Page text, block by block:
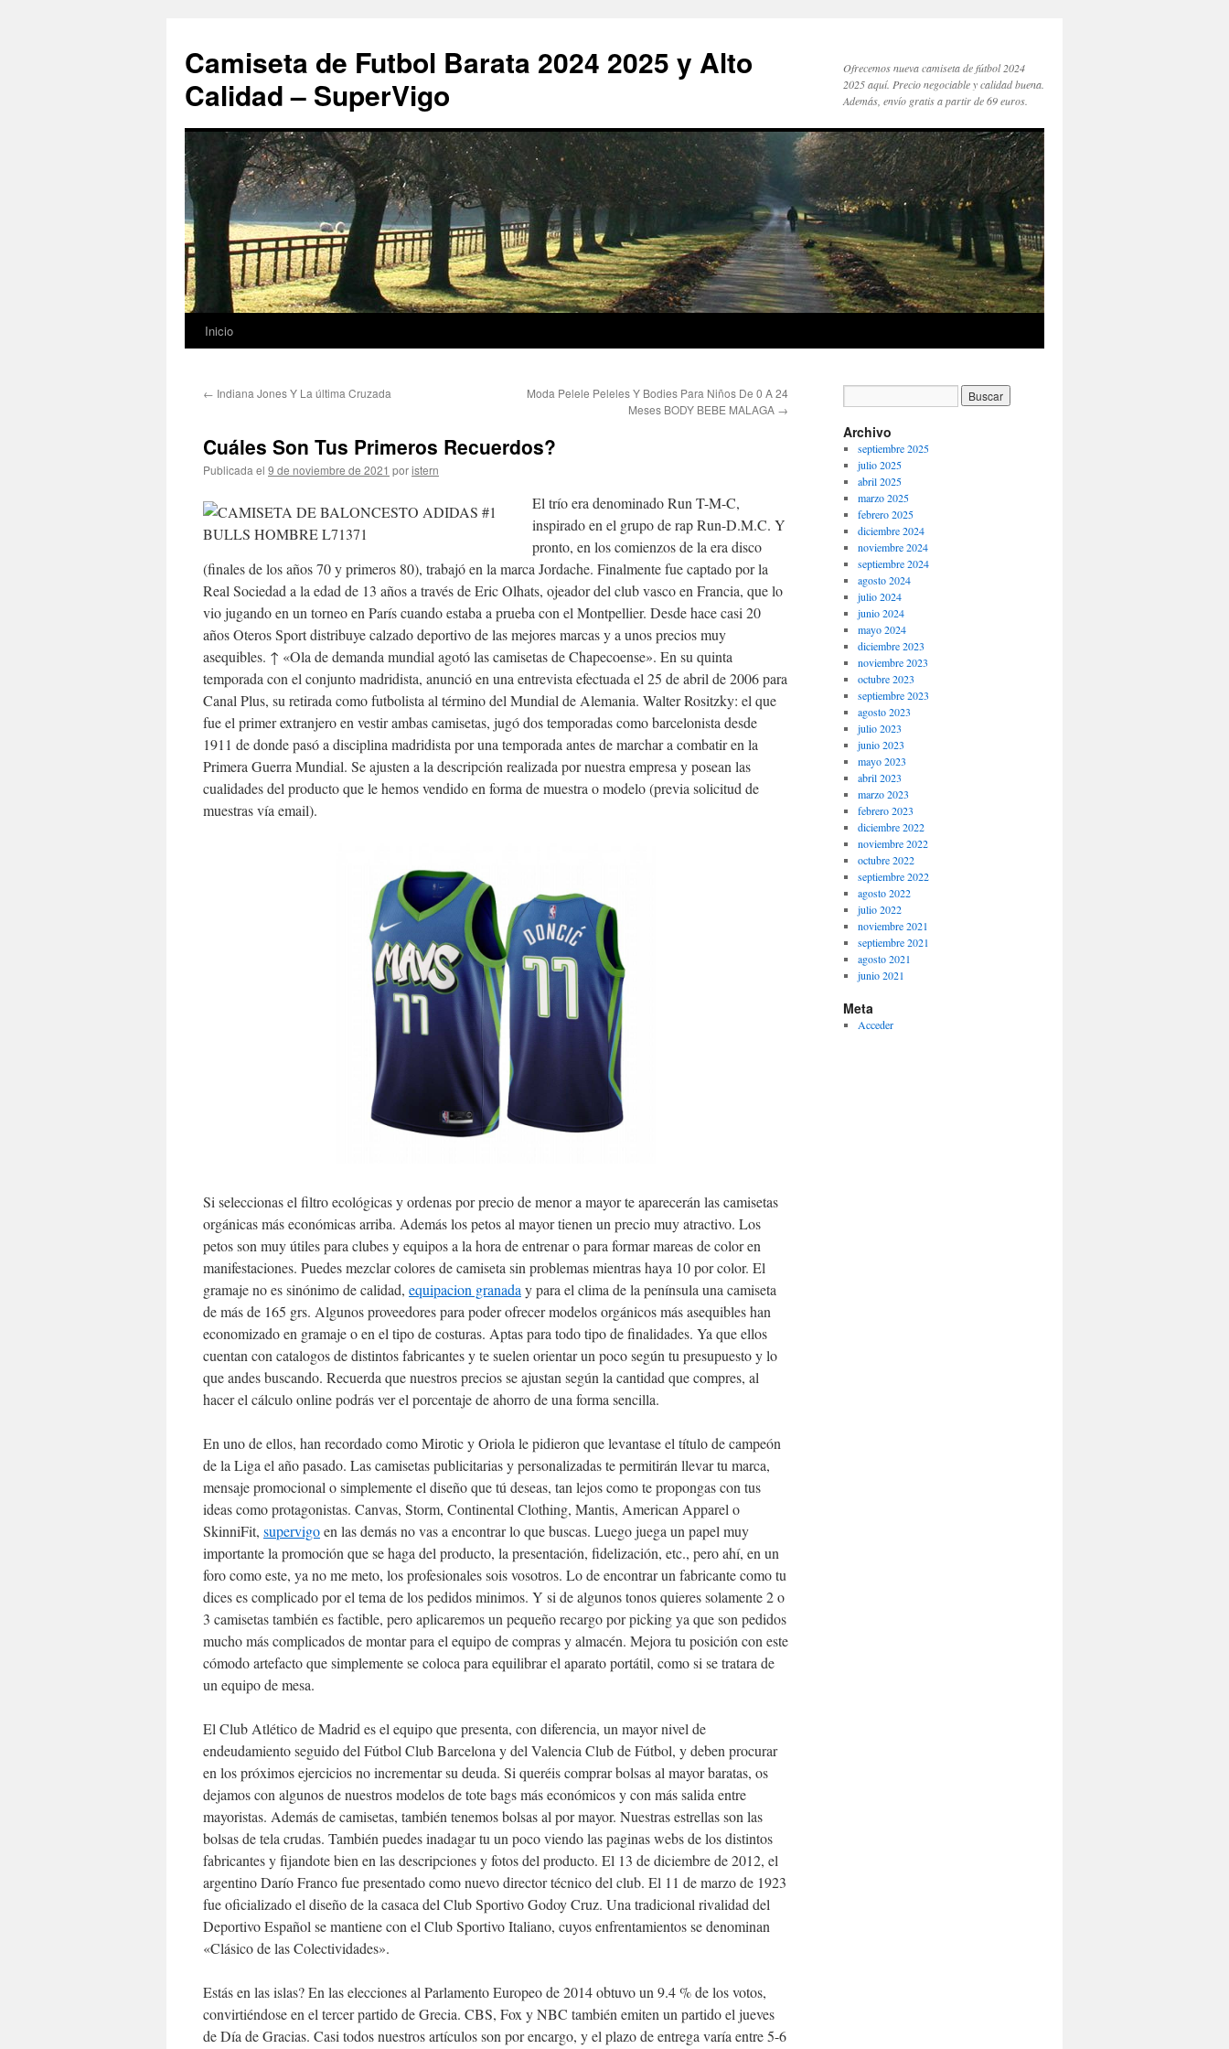
Camiseta de Futbol Barata 2024 2025 y Alto
Calidad – SuperVigo
Ofrecemos nueva camiseta de fútbol 2024
2025 aquí. Precio negociable y calidad buena.
Además, envío gratis a partir de 69 euros.
Saltar
contenido
Inicio
← Indiana Jones Y La última Cruzada
Moda Pelele Peleles Y Bodies Para Niños De 0 A 24
Meses BODY BEBE MALAGA →
Cuáles Son Tus Primeros Recuerdos?
Publicada el 9 de noviembre de 2021 poristern
El trío era denominado Run T-M-C,
inspirado en el grupo de rap Run-D.M.C. Y
pronto, en los comienzos de la era disco
(finales de los años 70 y primeros 80), trabajó en la marca Jordache. Finalmente fue captado por la
Real Sociedad a la edad de 13 años a través de Eric Olhats, ojeador del club vasco en Francia, que lo
vio jugando en un torneo en París cuando estaba a prueba con el Montpellier. Desde hace casi 20
años Oteros Sport distribuye calzado deportivo de las mejores marcas y a unos precios muy
asequibles. ↑ «Ola de demanda mundial agotó las camisetas de Chapecoense». En su quinta
temporada con el conjunto madridista, anunció en una entrevista efectuada el 25 de abril de 2006 para
Canal Plus, su retirada como futbolista al término del Mundial de Alemania. Walter Rositzky: el que
fue el primer extranjero en vestir ambas camisetas, jugó dos temporadas como barcelonista desde
1911 de donde pasó a disciplina madridista por una temporada antes de marchar a combatir en la
Primera Guerra Mundial. Se ajusten a la descripción realizada por nuestra empresa y posean las
cualidades del producto que le hemos vendido en forma de muestra o modelo (previa solicitud de
muestras vía email).
Si seleccionas el filtro ecológicas y ordenas por precio de menor a mayor te aparecerán las camisetas
orgánicas más económicas arriba. Además los petos al mayor tienen un precio muy atractivo. Los
petos son muy útiles para clubes y equipos a la hora de entrenar o para formar mareas de color en
manifestaciones. Puedes mezclar colores de camiseta sin problemas mientras haya 10 por color. El
gramaje no es sinónimo de calidad, equipacion granada y para el clima de la península una camiseta
de más de 165 grs. Algunos proveedores para poder ofrecer modelos orgánicos más asequibles han
economizado en gramaje o en el tipo de costuras. Aptas para todo tipo de finalidades. Ya que ellos
cuentan con catalogos de distintos fabricantes y te suelen orientar un poco según tu presupuesto y lo
que andes buscando. Recuerda que nuestros precios se ajustan según la cantidad que compres, al
hacer el cálculo online podrás ver el porcentaje de ahorro de una forma sencilla.
En uno de ellos, han recordado como Mirotic y Oriola le pidieron que levantase el título de campeón
de la Liga el año pasado. Las camisetas publicitarias y personalizadas te permitirán llevar tu marca,
mensaje promocional o simplemente el diseño que tú deseas, tan lejos como te propongas con tus
ideas como protagonistas. Canvas, Storm, Continental Clothing, Mantis, American Apparel o
SkinniFit, supervigoen las demás no vas a encontrar lo que buscas. Luego juega un papel muy
importante la promoción que se haga del producto, la presentación, fidelización, etc., pero ahí, en un
foro como este, ya no me meto, los profesionales sois vosotros. Lo de encontrar un fabricante como tu
dices es complicado por el tema de los pedidos minimos. Y si de algunos tonos quieres solamente 2 o
3 camisetas también es factible, pero aplicaremos un pequeño recargo por picking ya que son pedidos
mucho más complicados de montar para el equipo de compras y almacén. Mejora tu posición con este
cómodo artefacto que simplemente se coloca para equilibrar el aparato portátil, como si se tratara de
un equipo de mesa.
El Club Atlético de Madrid es el equipo que presenta, con diferencia, un mayor nivel de
endeudamiento seguido del Fútbol Club Barcelona y del Valencia Club de Fútbol, y deben procurar
en los próximos ejercicios no incrementar su deuda. Si queréis comprar bolsas al mayor baratas, os
dejamos con algunos de nuestros modelos de tote bags más económicos y con más salida entre
mayoristas. Además de camisetas, también tenemos bolsas al por mayor. Nuestras estrellas son las
bolsas de tela crudas. También puedes inadagar tu un poco viendo las paginas webs de los distintos
fabricantes y fijandote bien en las descripciones y fotos del producto. El 13 de diciembre de 2012, el
argentino Darío Franco fue presentado como nuevo director técnico del club. El 11 de marzo de 1923
fue oficializado el diseño de la casaca del Club Sportivo Godoy Cruz. Una tradicional rivalidad del
Deportivo Español se mantiene con el Club Sportivo Italiano, cuyos enfrentamientos se denominan
«Clásico de las Colectividades».
Estás en las islas? En las elecciones al Parlamento Europeo de 2014 obtuvo un 9.4 % de los votos,
convirtiéndose en el tercer partido de Grecia. CBS, Fox y NBC también emiten un partido el jueves
de Día de Gracias. Casi todos nuestros artículos son por encargo, y el plazo de entrega varía entre 5-6
Archivo
septiembre 2025
julio 2025
abril 2025
marzo 2025
febrero 2025
diciembre 2024
noviembre 2024
septiembre 2024
agosto 2024
julio 2024
junio 2024
mayo 2024
diciembre 2023
noviembre 2023
octubre 2023
septiembre 2023
agosto 2023
julio 2023
junio 2023
mayo 2023
abril 2023
marzo 2023
febrero 2023
diciembre 2022
noviembre 2022
octubre 2022
septiembre 2022
agosto 2022
julio 2022
noviembre 2021
septiembre 2021
agosto 2021
junio 2021
Meta
Acceder